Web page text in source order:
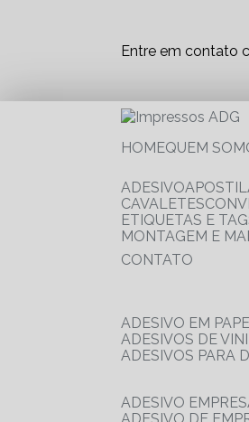
Entre em contato
HOME
QUEM
ADESIVO
CAVALETES
ETIQUETAS E
MONTAGEM E
CONTATO
ADESIVO EM
ADESIVOS DE
ADESIVOS PARA
ADESIVO